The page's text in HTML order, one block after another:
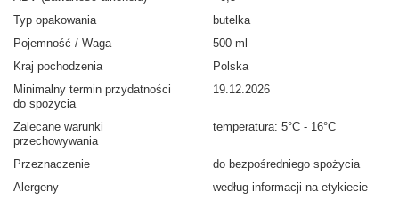
Typ opakowania
butelka
Pojemność / Waga
500 ml
Kraj pochodzenia
Polska
Minimalny termin przydatności
do spożycia
19.12.2026
Zalecane warunki
przechowywania
temperatura: 5°C - 16°C
Przeznaczenie
do bezpośredniego spożycia
Alergeny
według informacji na etykiecie